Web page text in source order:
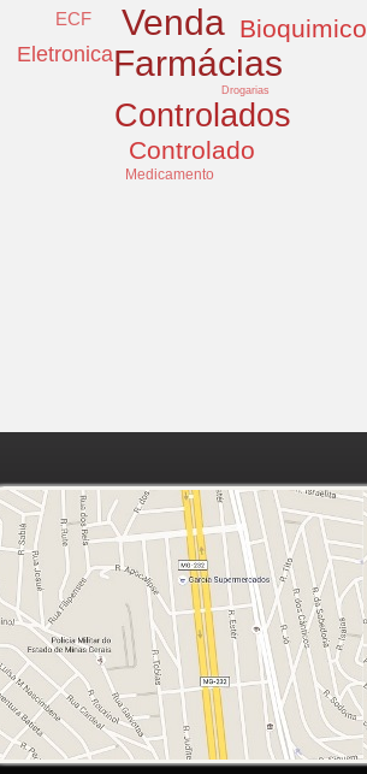
Venda
Farmácias
Controlados
Controlado
Bioquimico
Eletronica
ECF
Medicamento
Drogarias